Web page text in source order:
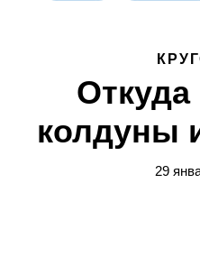
Откуда
колдуны
29